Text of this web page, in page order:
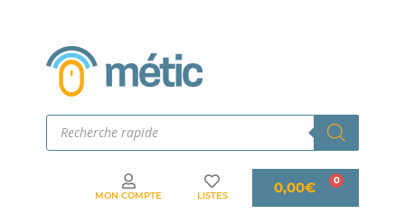
MON COMPTE LISTES 0,00€